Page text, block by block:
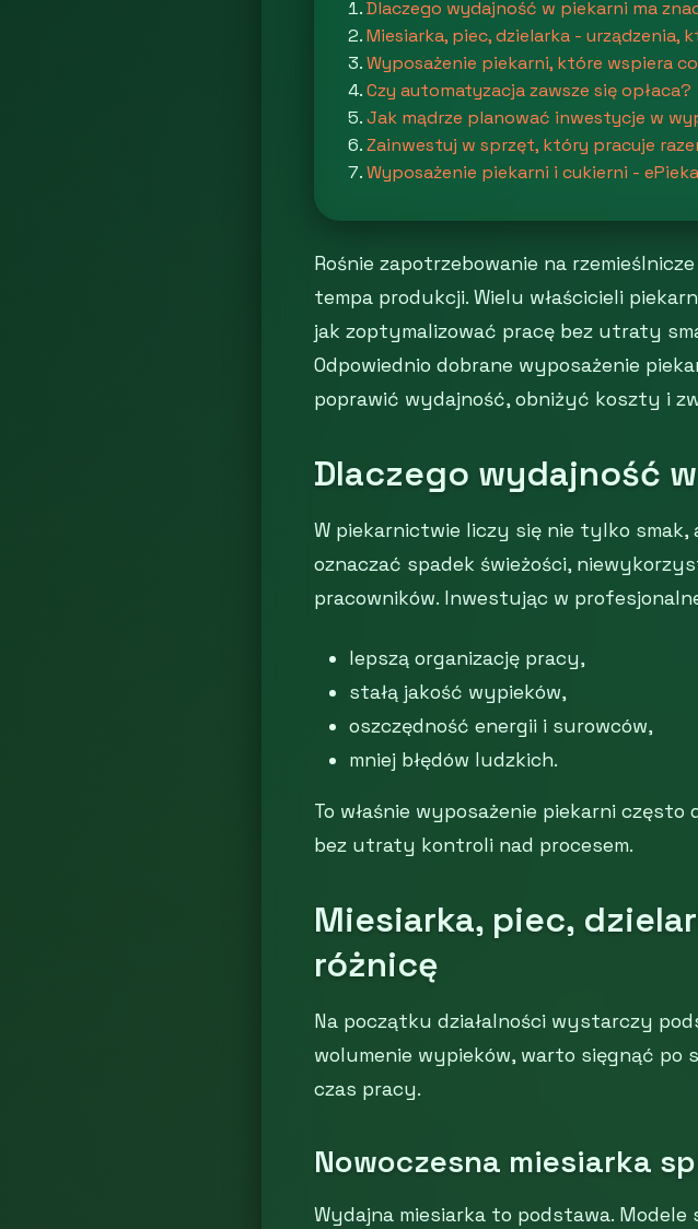
Dlaczego wydajność w piekarni ma
Miesiarka, piec, dzielarka - urządzenia,
Wyposażenie piekarni, które wspiera
Czy automatyzacja zawsze się opłaca?
Jak mądrze planować inwestycje w
Zainwestuj w sprzęt, który pracuje
Wyposażenie piekarni i cukierni -
Rośnie zapotrzebowanie na
tempa produkcji. Wielu właścicieli
jak zoptymalizować pracę bez utraty
Odpowiednio dobrane wyposażenie
poprawić wydajność, obniżyć koszty i
Dlaczego wydajność
W piekarnictwie liczy się nie tylko smak,
oznaczać spadek świeżości,
pracowników. Inwestując w
lepszą organizację pracy,
stałą jakość wypieków,
oszczędność energii i surowców,
mniej błędów ludzkich.
To właśnie wyposażenie piekarni
bez utraty kontroli nad procesem.
Miesiarka, piec,
różnicę
Na początku działalności wystarczy
wolumenie wypieków, warto sięgnąć
czas pracy.
Nowoczesna miesiarka
Wydajna miesiarka to podstawa.